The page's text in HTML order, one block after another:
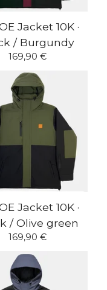
Jacket 10K ·
/ Burgundy
169,90 €
Jacket 10K ·
/ Olive green
169,90 €